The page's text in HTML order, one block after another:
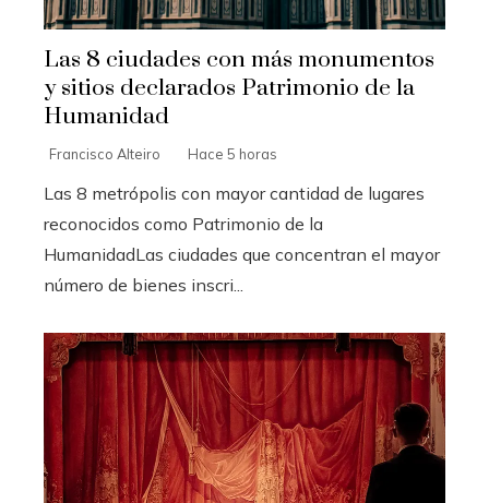
Las 8 ciudades con más monumentos
y sitios declarados Patrimonio de la
Humanidad
Francisco Alteiro Hace 5 horas
Las 8 metrópolis con mayor cantidad de lugares
reconocidos como Patrimonio de la
HumanidadLas ciudades que concentran el mayor
número de bienes inscri...